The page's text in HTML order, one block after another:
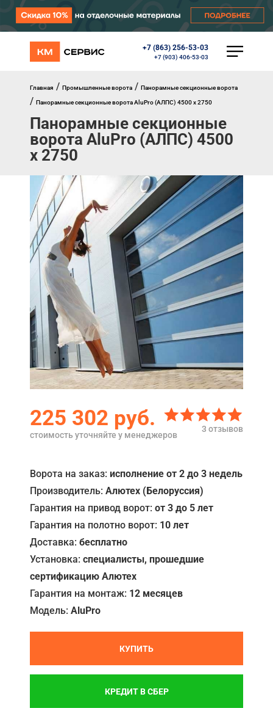
+7 (863) 256-53-03
+7 (903) 406-53-03
КАТАЛОГ
Автоматика
Перегрузочное оборудование
Уличные калитки
Шлагбаумы
Противопожарные ворота
Противопожарные шторы
Внешняя солнцезащита
Комплектующие
Маркизы
Окна, порталы, двери
МЕНЮ
Главная
Акции
Примеры работ
Ремонт
Сервис
О компании
Отзывы
Контакты
Главная / Промышленные ворота / Панорамные секционные ворота
/ Панорамные секционные ворота AluPro (АЛПC) 4500 х 2750
Панорамные секционные
ворота AluPro (АЛПC) 4500
х 2750
225 302 руб.
стоимость уточняйте у менеджеров
Ворота на заказ: исполнение от 2 до 3 недель
Производитель: Алютех (Белоруссия)
Гарантия на привод ворот: от 3 до 5 лет
Гарантия на полотно ворот: 10 лет
Доставка: бесплатно
Установка: специалисты, прошедшие
сертификацию Алютех
Гарантия на монтаж: 12 месяцев
Модель: AluPro
КУПИТЬ
КРЕДИТ В СБЕР
3 отзывов